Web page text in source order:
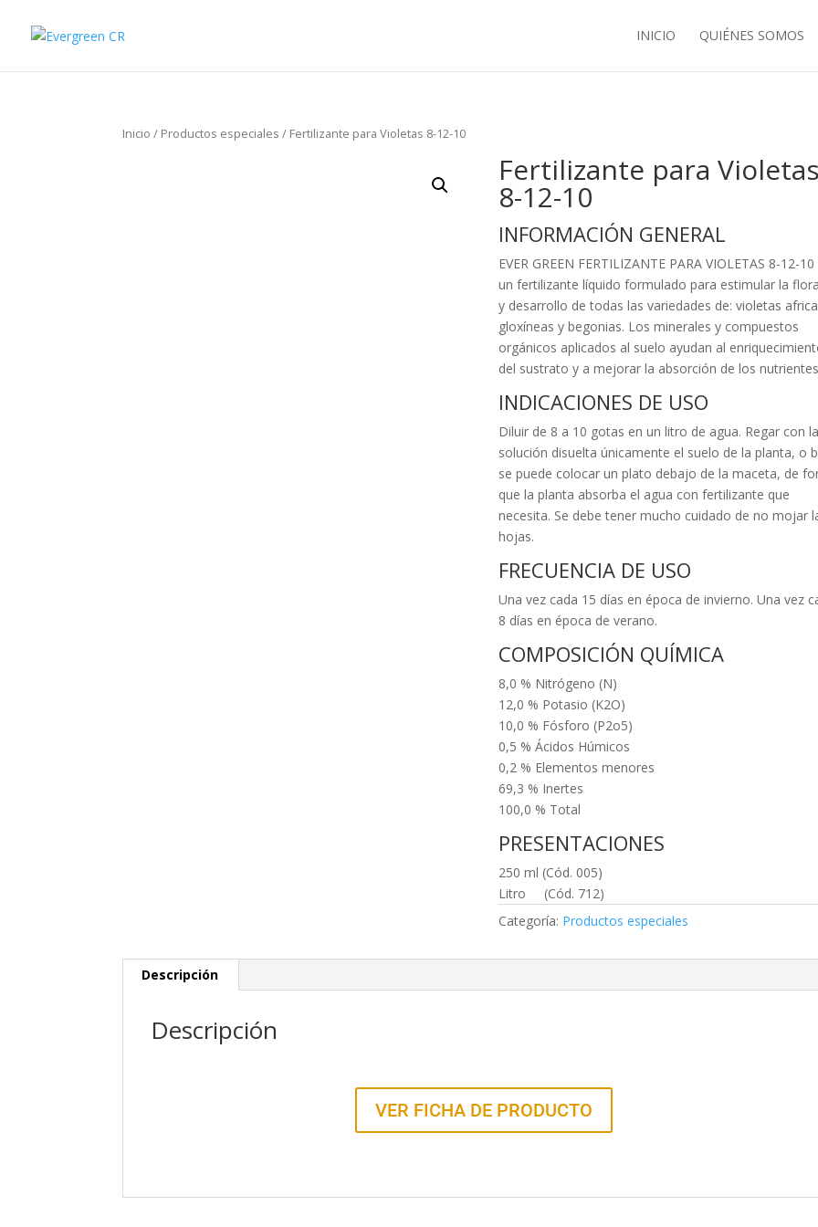
INICIO QUIÉNES SOMOS
Inicio / Productos especiales / Fertilizante para Violetas 8-12-10
Fertilizante para Violetas
8-12-10
INFORMACIÓN GENERAL
EVER GREEN FERTILIZANTE PARA VIOLETAS 8-12-10
un fertilizante líquido formulado para estimular la
y desarrollo de todas las variedades de: violetas
gloxíneas y begonias. Los minerales y compuestos
orgánicos aplicados al suelo ayudan al
del sustrato y a mejorar la absorción de los
INDICACIONES DE USO
Diluir de 8 a 10 gotas en un litro de agua. Regar con la
solución disuelta únicamente el suelo de la planta, o
se puede colocar un plato debajo de la maceta, de
que la planta absorba el agua con fertilizante que
necesita. Se debe tener mucho cuidado de no mojar
hojas.
FRECUENCIA DE USO
Una vez cada 15 días en época de invierno. Una vez
8 días en época de verano.
COMPOSICIÓN QUÍMICA
8,0 % Nitrógeno (N)
12,0 % Potasio (K2O)
10,0 % Fósforo (P2o5)
0,5 % Ácidos Húmicos
0,2 % Elementos menores
69,3 % Inertes
100,0 % Total
PRESENTACIONES
250 ml (Cód. 005)
Litro (Cód. 712)
Categoría: Productos especiales
Descripción
Descripción
VER FICHA DE PRODUCTO